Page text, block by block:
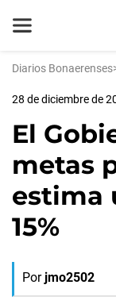
Diarios Bonaerenses
28 de diciembre de
El
metas
estima
15%
Por jmo2502